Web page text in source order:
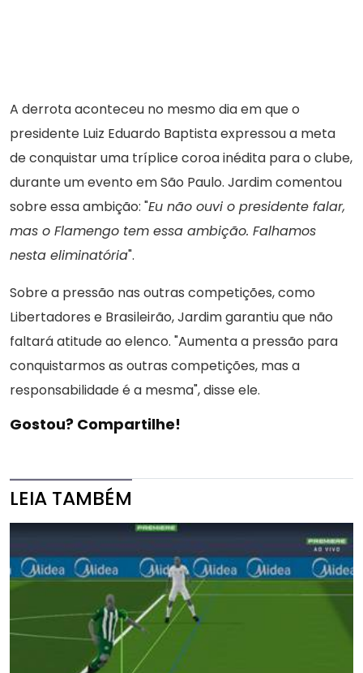
A derrota aconteceu no mesmo dia em que o
presidente Luiz Eduardo Baptista expressou a meta
de conquistar uma tríplice coroa inédita para o clube,
durante um evento em São Paulo. Jardim comentou
sobre essa ambição: "Eu não ouvi o presidente falar,
mas o Flamengo tem essa ambição. Falhamos
nesta eliminatória".
Sobre a pressão nas outras competições, como
Libertadores e Brasileirão, Jardim garantiu que não
faltará atitude ao elenco. "Aumenta a pressão para
conquistarmos as outras competições, mas a
responsabilidade é a mesma", disse ele.
Gostou? Compartilhe!
LEIA TAMBÉM